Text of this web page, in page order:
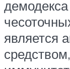
является